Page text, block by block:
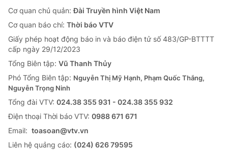
Cơ quan chủ quản:Đài Truyền hình Việt Nam
Cơ quan báo chí: Thời báo VTV
Giấy phép hoạt động báo in và báo điện tử số 483/GP-BTTTT
cấp ngày 29/12/2023
Tổng Biên tập: Vũ Thanh Thủy
Phó Tổng Biên tập: Nguyễn Thị Mỹ Hạnh, Phạm Quốc Thắng,
Nguyễn Trọng Ninh
Tổng đài VTV: 024.38 355 931 - 024.38 355 932
Ðiện thoại Thời báo VTV: 0988 671 671
Email: toasoan@vtv.vn
Liên hệ quảng cáo: (024) 626 79595